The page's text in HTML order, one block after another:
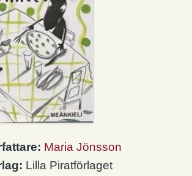
Maria Jönsson
Lilla Piratförlaget